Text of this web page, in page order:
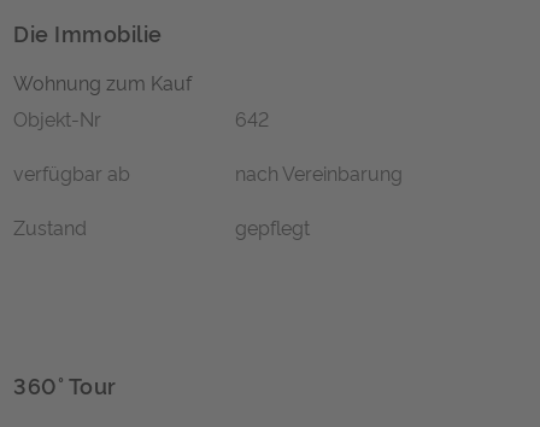
Die Immobilie
Wohnung zum Kauf
Objekt-Nr
642
verfügbar ab nach Vereinbarung
Zustand gepflegt
360° Tour